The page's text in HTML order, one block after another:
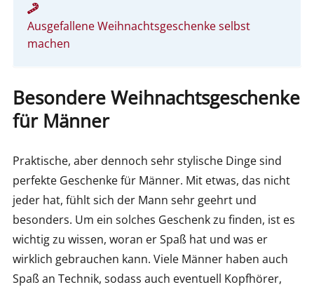
Ausgefallene Weihnachtsgeschenke selbst
machen
Besondere Weihnachtsgeschenke
für Männer
Praktische, aber dennoch sehr stylische Dinge sind
perfekte Geschenke für Männer. Mit etwas, das nicht
jeder hat, fühlt sich der Mann sehr geehrt und
besonders. Um ein solches Geschenk zu finden, ist es
wichtig zu wissen, woran er Spaß hat und was er
wirklich gebrauchen kann. Viele Männer haben auch
Spaß an Technik, sodass auch eventuell Kopfhörer,